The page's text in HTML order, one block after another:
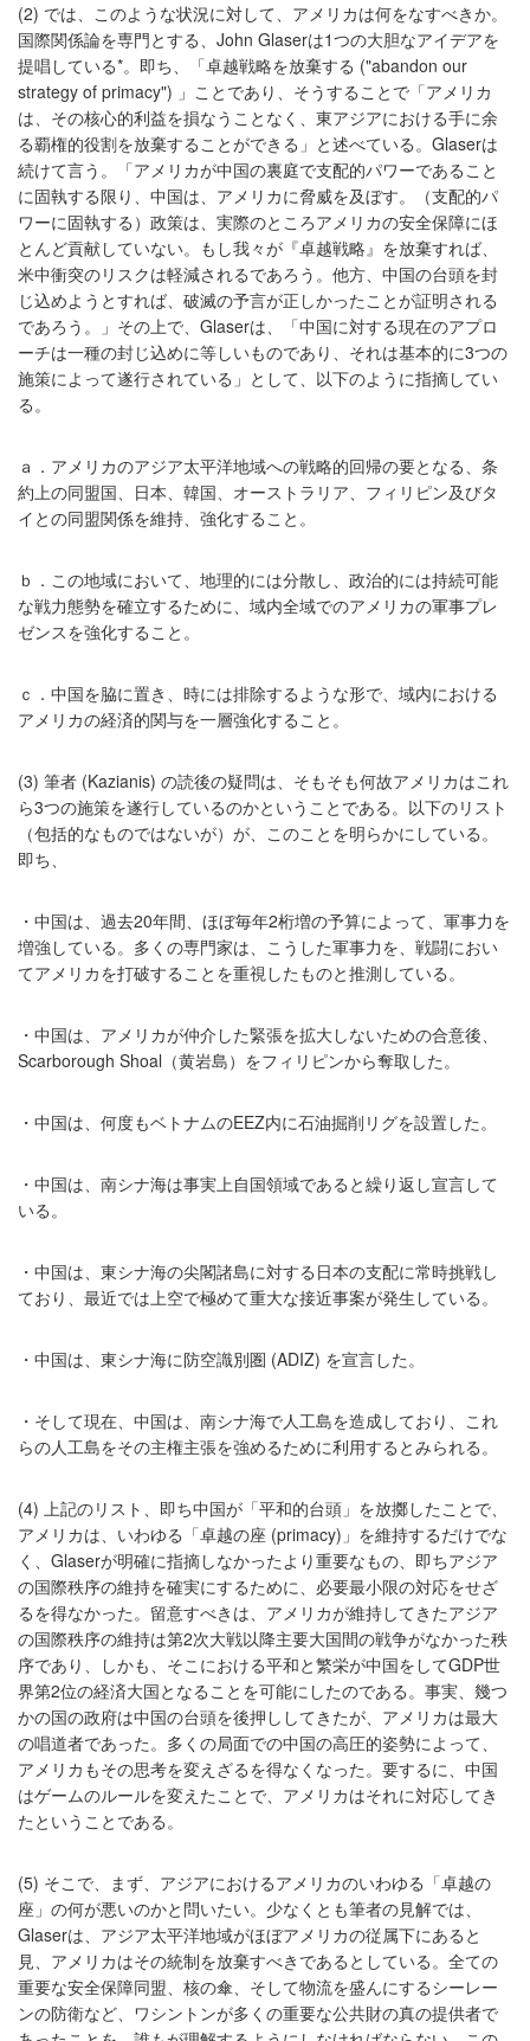
(2) では、このような状況に対して、アメリカは何をなすべきか。
国際関係論を専門とする、John Glaserは1つの大胆なアイデアを
提唱している*。即ち、「卓越戦略を放棄する ("abandon our
strategy of primacy") 」ことであり、そうすることで「アメリカ
は、その核心的利益を損なうことなく、東アジアにおける手に余
る覇権的役割を放棄することができる」と述べている。Glaserは
続けて言う。「アメリカが中国の裏庭で支配的パワーであること
に固執する限り、中国は、アメリカに脅威を及ぼす。（支配的パ
ワーに固執する）政策は、実際のところアメリカの安全保障にほ
とんど貢献していない。もし我々が『卓越戦略』を放棄すれば、
米中衝突のリスクは軽減されるであろう。他方、中国の台頭を封
じ込めようとすれば、破滅の予言が正しかったことが証明される
であろう。」その上で、Glaserは、「中国に対する現在のアプロ
ーチは一種の封じ込めに等しいものであり、それは基本的に3つの
施策によって遂行されている」として、以下のように指摘してい
る。
ａ．アメリカのアジア太平洋地域への戦略的回帰の要となる、条
約上の同盟国、日本、韓国、オーストラリア、フィリピン及びタ
イとの同盟関係を維持、強化すること。
ｂ．この地域において、地理的には分散し、政治的には持続可能
な戦力態勢を確立するために、域内全域でのアメリカの軍事プレ
ゼンスを強化すること。
ｃ．中国を脇に置き、時には排除するような形で、域内における
アメリカの経済的関与を一層強化すること。
(3) 筆者 (Kazianis) の読後の疑問は、そもそも何故アメリカはこれ
ら3つの施策を遂行しているのかということである。以下のリスト
（包括的なものではないが）が、このことを明らかにしている。
即ち、
・中国は、過去20年間、ほぼ毎年2桁増の予算によって、軍事力を
増強している。多くの専門家は、こうした軍事力を、戦闘におい
てアメリカを打破することを重視したものと推測している。
・中国は、アメリカが仲介した緊張を拡大しないための合意後、
Scarborough Shoal（黄岩島）をフィリピンから奪取した。
・中国は、何度もベトナムのEEZ内に石油掘削リグを設置した。
・中国は、南シナ海は事実上自国領域であると繰り返し宣言して
いる。
・中国は、東シナ海の尖閣諸島に対する日本の支配に常時挑戦し
ており、最近では上空で極めて重大な接近事案が発生している。
・中国は、東シナ海に防空識別圏 (ADIZ) を宣言した。
・そして現在、中国は、南シナ海で人工島を造成しており、これ
らの人工島をその主権主張を強めるために利用するとみられる。
(4) 上記のリスト、即ち中国が「平和的台頭」を放擲したことで、
アメリカは、いわゆる「卓越の座 (primacy)」を維持するだけでな
く、Glaserが明確に指摘しなかったより重要なもの、即ちアジア
の国際秩序の維持を確実にするために、必要最小限の対応をせざ
るを得なかった。留意すべきは、アメリカが維持してきたアジア
の国際秩序の維持は第2次大戦以降主要大国間の戦争がなかった秩
序であり、しかも、そこにおける平和と繁栄が中国をしてGDP世
界第2位の経済大国となることを可能にしたのである。事実、幾つ
かの国の政府は中国の台頭を後押ししてきたが、アメリカは最大
の唱道者であった。多くの局面での中国の高圧的姿勢によって、
アメリカもその思考を変えざるを得なくなった。要するに、中国
はゲームのルールを変えたことで、アメリカはそれに対応してき
たということである。
(5) そこで、まず、アジアにおけるアメリカのいわゆる「卓越の
座」の何が悪いのかと問いたい。少なくとも筆者の見解では、
Glaserは、アジア太平洋地域がほぼアメリカの従属下にあると
見、アメリカはその統制を放棄すべきであるとしている。全ての
重要な安全保障同盟、核の傘、そして物流を盛んにするシーレー
ンの防衛など、ワシントンが多くの重要な公共財の真の提供者で